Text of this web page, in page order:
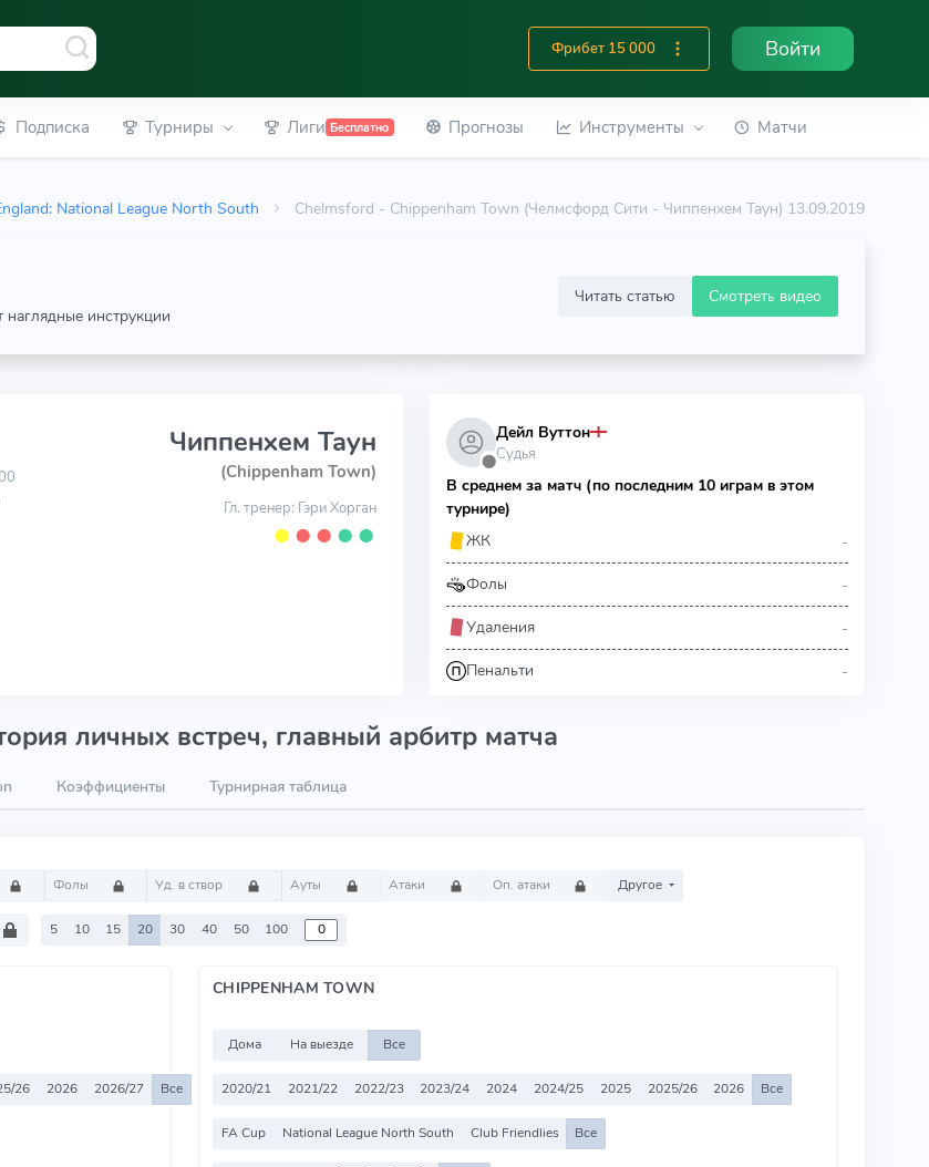
Фрибет 15 000 Войти
Подписка Турниры Лиги Бесплатно Прогнозы Инструменты Матчи
National League North South Chelmsford - Chippenham Town (Челмсфорд Сити - Чиппенхем Таун) 13.09.2019
инструкции
Читать статью Смотреть видео
Чиппенхем Таун
(Chippenham Town)
Гл. тренер: Гэри Хорган
⬤ ⬤ ⬤ ⬤ ⬤
⬤
Дейл Вуттон
Судья
В среднем за матч (по последним 10 играм в этом
турнире)
ЖК
-
Фолы -
Удаления -
Пенальти -
личных встреч, главный арбитр матча
Коэффициенты Турнирная таблица
Фолы Уд. в створ Ауты Атаки Оп. атаки Другое
5 10 15 20 30 40 50 100
26 2026 2026/27 Все
CHIPPENHAM TOWN
Дома На выезде Все
2020/21 2021/22 2022/23 2023/24 2024 2024/25 2025 2025/26 2026 Все
FA Cup National League North South Club Friendlies Все